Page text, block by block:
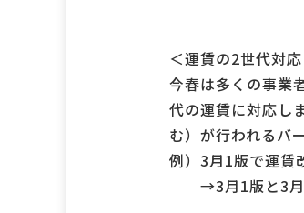
＜運賃の2世代対
今春は多くの事業
代の運賃に対応し
む）が行われるバ
例）3月1版で運賃
→3月1版と3月2